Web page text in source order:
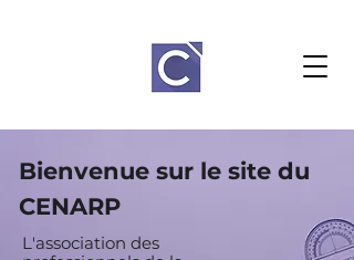
Bienvenue sur le site du
CENARP
L'association des